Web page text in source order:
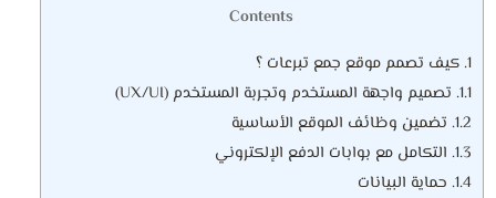
Contents
1. كيف تصمم موقع جمع تبرعات ؟
1.1. تصميم واجهة المستخدم وتجربة المستخدم (UX/UI)
1.2. تضمين وظائف الموقع الأساسية
1.3. التكامل مع بوابات الدفع الإلكتروني
1.4. حماية البيانات